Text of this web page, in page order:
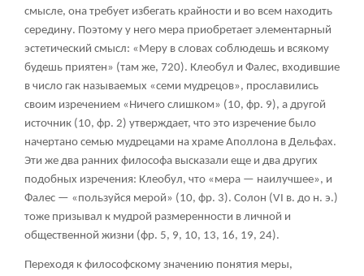
смысле, она требует избегать крайности и во всем находить
середину. Поэтому у него мера приобретает элементарный
эстетический смысл: «Меру в словах соблюдешь и всякому
будешь приятен» (там же, 720). Клеобул и Фалес, входившие
в число гак называемых «семи мудрецов», прославились
своим изречением «Ничего слишком» (10, фр. 9), а другой
источник (10, фр. 2) утверждает, что это изречение было
начертано семью мудрецами на храме Аполлона в Дельфах.
Эти же два ранних философа высказали еще и два других
подобных изречения: Клеобул, что «мера — наилучшее», и
Фалес — «пользуйся мерой» (10, фр. 3). Солон (VI в. до н. э.)
тоже призывал к мудрой размеренности в личной и
общественной жизни (фр. 5, 9, 10, 13, 16, 19, 24).
Переходя к философскому значению понятия меры,